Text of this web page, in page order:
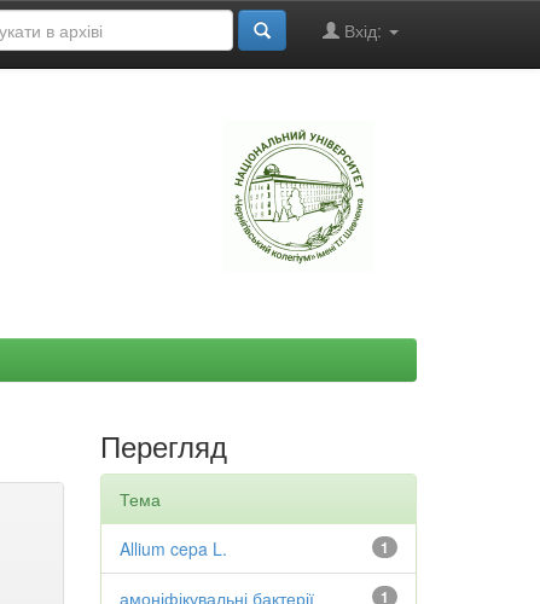
Вхід:
Перегляд
Тема
1
Allium cepa L.
1
амоніфікувальні бактерії